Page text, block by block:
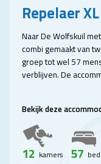
Repelaer XL
Naar De Wolfskuil
combi gemaakt van
groep tot wel 57
verblijven. De
Bekijk deze
12 kamers 57